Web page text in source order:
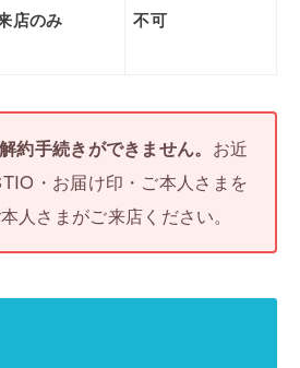
店のみ 不可
約手続きができません。 お近
・お届け印・ご本人さまを
人さまがご来店ください。